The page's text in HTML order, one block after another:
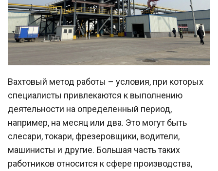
Вахтовый метод работы – условия, при которых
специалисты привлекаются к выполнению
деятельности на определенный период,
например, на месяц или два. Это могут быть
слесари, токари, фрезеровщики, водители,
машинисты и другие. Большая часть таких
работников относится к сфере производства,